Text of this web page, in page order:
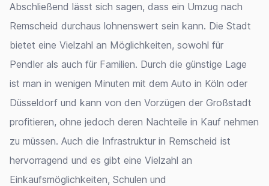
Abschließend lässt sich sagen, dass ein Umzug nach
Remscheid durchaus lohnenswert sein kann. Die Stadt
bietet eine Vielzahl an Möglichkeiten, sowohl für
Pendler als auch für Familien. Durch die günstige Lage
ist man in wenigen Minuten mit dem Auto in Köln oder
Düsseldorf und kann von den Vorzügen der Großstadt
profitieren, ohne jedoch deren Nachteile in Kauf nehmen
zu müssen. Auch die Infrastruktur in Remscheid ist
hervorragend und es gibt eine Vielzahl an
Einkaufsmöglichkeiten, Schulen und